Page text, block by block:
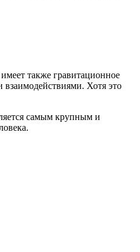
также гравитационное
Хотя это
самым крупным и